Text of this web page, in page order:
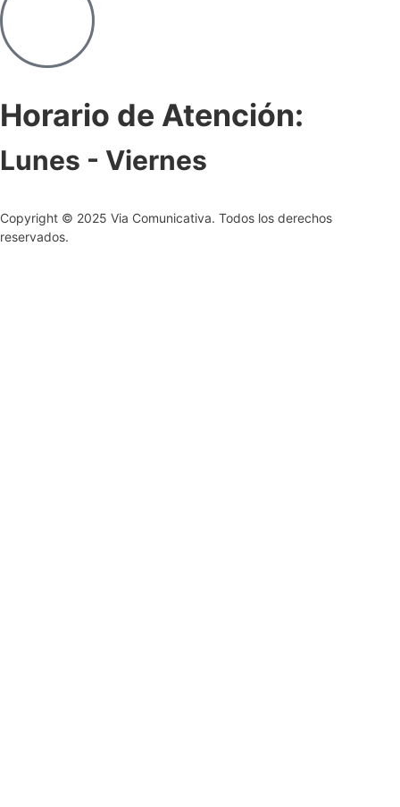
Horario de Atención:
Lunes - Viernes
Copyright © 2025 Via Comunicativa. Todos los derechos
reservados.